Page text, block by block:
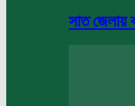
সাত জেলায়